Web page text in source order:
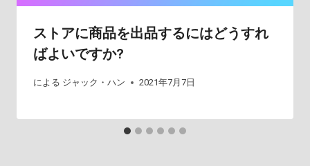
ストアに商品を出品するにはどうすれ
ばよいですか?
による ジャック・ハン 2021年7月7日